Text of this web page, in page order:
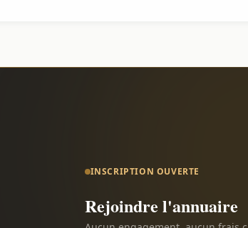
INSCRIPTION OUVERTE
Rejoindre l'annuaire